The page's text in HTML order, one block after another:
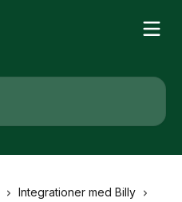
Integrationer med Billy